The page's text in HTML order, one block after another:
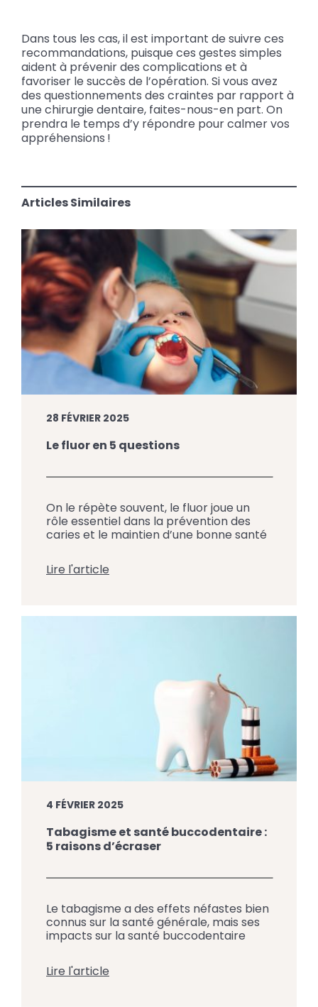
Dans tous les cas, il est important de suivre ces
recommandations, puisque ces gestes simples
aident à prévenir des complications et à
favoriser le succès de l’opération. Si vous avez
des questionnements des craintes par rapport à
une chirurgie dentaire, faites-nous-en part. On
prendra le temps d’y répondre pour calmer vos
appréhensions !
Articles Similaires
28 FÉVRIER 2025
Le fluor en 5 questions
On le répète souvent, le fluor joue un
rôle essentiel dans la prévention des
caries et le maintien d’une bonne santé
questions subsistent : d’où vient le fluor ?
Comment agit-il sur les dents ? Est-il
Jacques-Cartier à Saint-Jean-sur-
Lire l'article
4 FÉVRIER 2025
Tabagisme et santé buccodentaire :
5 raisons d’écraser
Le tabagisme a des effets néfastes bien
connus sur la santé générale, mais ses
impacts sur la santé buccodentaire
nuire aux dents et aux gencives, fumer
augmente le risque de pathologies
Lire l'article